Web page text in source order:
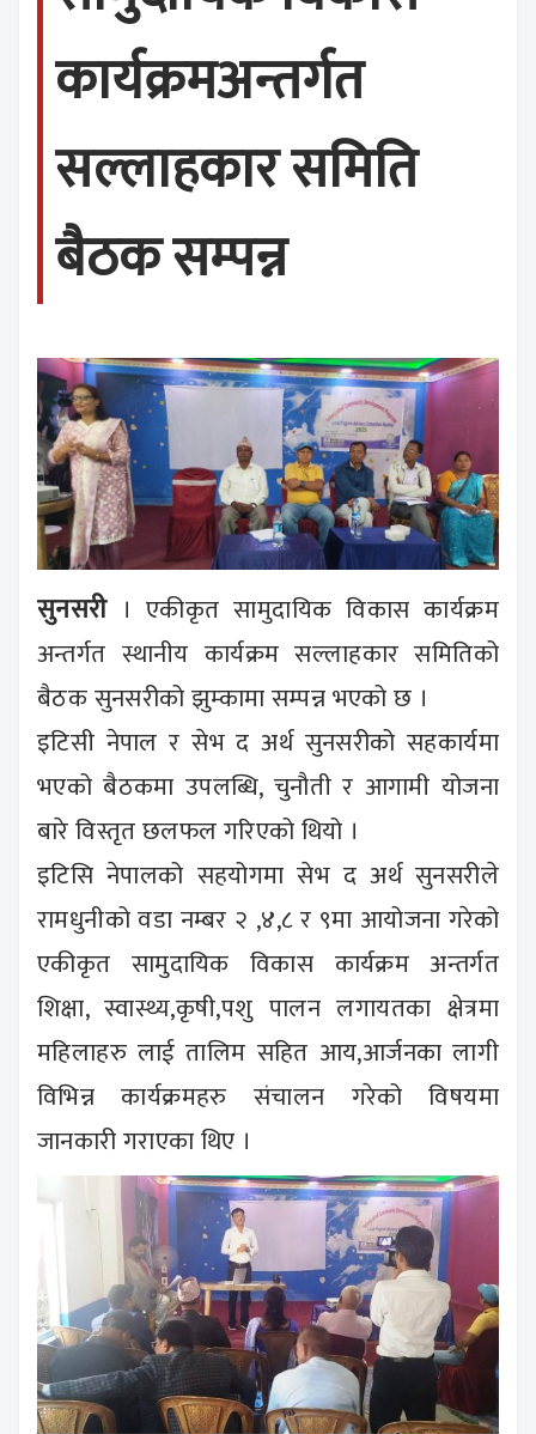
कार्यक्रमअन्तर्गत
सल्लाहकार समिति
बैठक सम्पन्न
सुनसरी । एकीकृत सामुदायिक विकास कार्यक्रम
अन्तर्गत स्थानीय कार्यक्रम सल्लाहकार समितिको
बैठक सुनसरीको झुम्कामा सम्पन्न भएको छ ।
इटिसी नेपाल र सेभ द अर्थ सुनसरीको सहकार्यमा
भएको बैठकमा उपलब्धि, चुनौती र आगामी योजना
बारे विस्तृत छलफल गरिएको थियो ।
इटिसि नेपालको सहयोगमा सेभ द अर्थ सुनसरीले
रामधुनीको वडा नम्बर २ ,४,८ र ९मा आयोजना गरेको
एकीकृत सामुदायिक विकास कार्यक्रम अन्तर्गत
शिक्षा, स्वास्थ्य,कृषी,पशु पालन लगायतका क्षेत्रमा
महिलाहरु लाई तालिम सहित आय,आर्जनका लागी
विभिन्न कार्यक्रमहरु संचालन गरेको विषयमा
जानकारी गराएका थिए ।